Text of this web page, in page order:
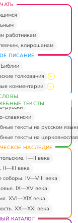
работникам
клирошанам
ПИСАНИЕ
толкования
комментарии
ТЕКСТЫ
русски
славянски
тексты на русском
тексты на
НАСЛЕДИЕ
I—II века
II—III века
соборы. IV—VIII века
IX—XV века
XVI—XIX века
XX—XXI века
КАТАЛОГ